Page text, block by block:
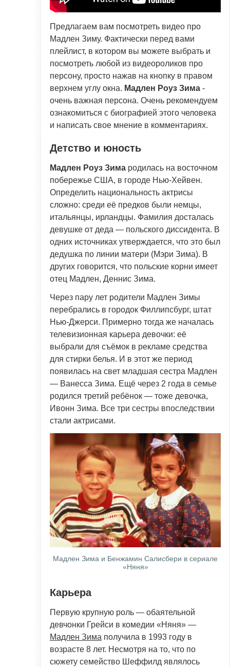
Предлагаем вам посмотреть видео про
Мадлен Зиму. Фактически перед вами
плейлист, в котором вы можете выбрать и
посмотреть любой из видеороликов про
персону, просто нажав на кнопку в правом
верхнем углу окна. Мадлен Роуз Зима -
очень важная персона. Очень рекомендуем
ознакомиться с биографией этого человека
и написать свое мнение в комментариях.
Детство и юность
Мадлен Роуз Зима родилась на восточном
побережье США, в городе Нью-Хейвен.
Определить национальность актрисы
сложно: среди её предков были немцы,
итальянцы, ирландцы. Фамилия досталась
девушке от деда — польского диссидента. В
одних источниках утверждается, что это был
дедушка по линии матери (Мэри Зима). В
других говорится, что польские корни имеет
отец Мадлен, Деннис Зима.
Через пару лет родители Мадлен Зимы
перебрались в городок Филлипсбург, штат
Нью-Джерси. Примерно тогда же началась
телевизионная карьера девочки: её
выбрали для съёмок в рекламе средства
для стирки белья. И в этот же период
появилась на свет младшая сестра Мадлен
— Ванесса Зима. Ещё через 2 года в семье
родился третий ребёнок — тоже девочка,
Ивонн Зима. Все три сестры впоследствии
стали актрисами.
Мадлен Зима и Бенжамин Салисбери в сериале
«Няня»
Карьера
Первую крупную роль — обаятельной
девчонки Грейси в комедии «Няня» —
Мадлен Зима получила в 1993 году в
возрасте 8 лет. Несмотря на то, что по
сюжету семейство Шеффилд являлось